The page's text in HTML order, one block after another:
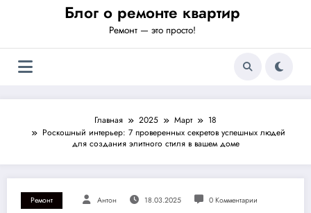
Блог о ремонте квартир
Ремонт — это просто!
Главная 2025 Март
18
Роскошный интерьер: 7 проверенных секретов успешных людей
для создания элитного стиля в вашем доме
Ремонт Антон 18.03.2025 0 Комментарии